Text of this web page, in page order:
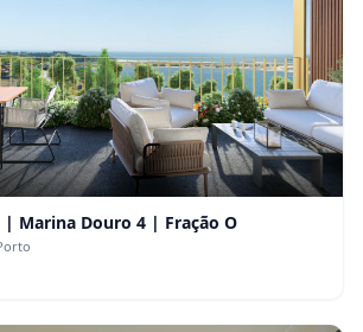
Marina Douro 4 | Fração O